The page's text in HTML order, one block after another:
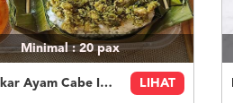
Minimal : 20pax
Nasi Bakar Ayam Cabe Ijo + Telor Balado LIHAT